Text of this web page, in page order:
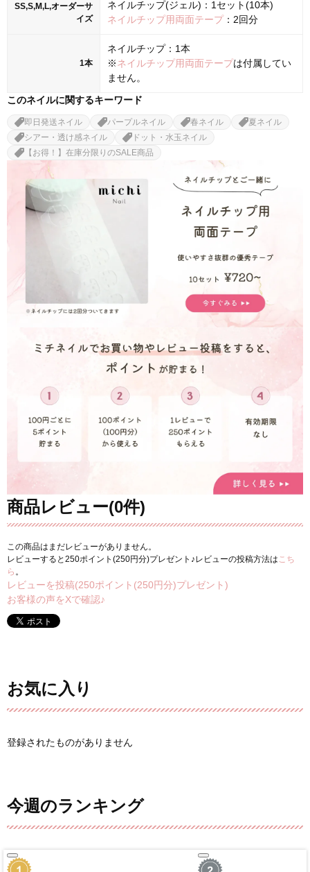
SS,S,M,L,オーダーサ
イズ
ネイルチップ(ジェル)：1セット(10本)
ネイルチップ用両面テープ：2回分
1本
ネイルチップ：1本
※ネイルチップ用両面テープは付属してい
ません。
このネイルに関するキーワード
即日発送ネイル パープルネイル 春ネイル
夏ネイル
シアー・透け感ネイル
ドット・水玉ネイル
【お得！】在庫分限りのSALE商品
商品レビュー(0件)
この商品はまだレビューがありません。
レビューすると250ポイント(250円分)プレゼント♪レビューの投稿方法は こち
ら 。
レビューを投稿(250ポイント(250円分)プレゼント)
お客様の声をXで確認♪
お気に入り
登録されたものがありません
今週のランキング